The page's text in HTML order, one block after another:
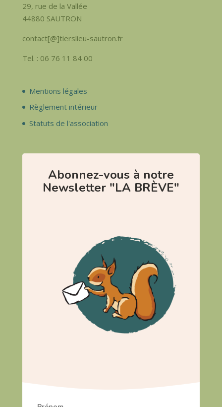
29, rue de la Vallée
44880 SAUTRON
contact[@]tierslieu-sautron.fr
Tel. : 06 76 11 84 00
Mentions légales
Règlement intérieur
Statuts de l'association
Abonnez-vous à notre
Newsletter "LA BRÈVE"